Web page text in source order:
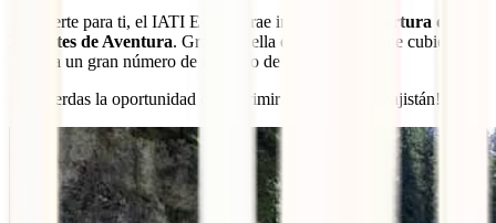
Por suerte para ti, el IATI Estrella trae incluida la
Cobertura de
Deportes de Aventura. Gracias a ella estarás totalmente cubierto
frente a un gran número de este tipo de actividades.
¡No pierdas la oportunidad de exprimir al máximo Kazajistán!